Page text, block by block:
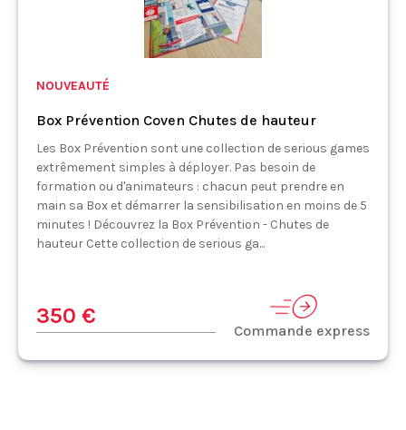
NOUVEAUTÉ
Box Prévention Coven Chutes de hauteur
Les Box Prévention sont une collection de serious games
extrêmement simples à déployer. Pas besoin de
formation ou d'animateurs : chacun peut prendre en
main sa Box et démarrer la sensibilisation en moins de 5
minutes ! Découvrez la Box Prévention - Chutes de
hauteur Cette collection de serious ga...
350 €
Commande express